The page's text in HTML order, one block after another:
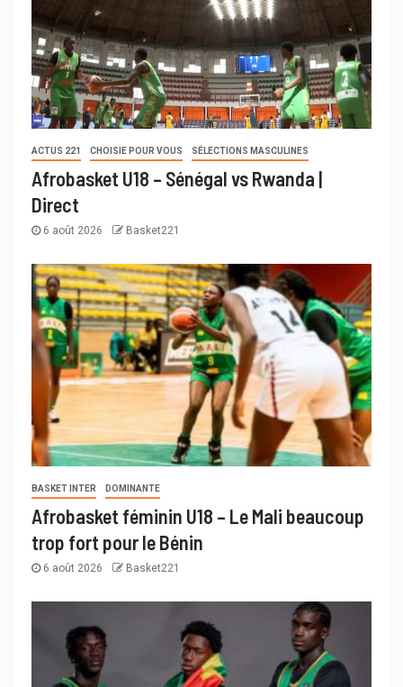
ACTUS 221 CHOISIE POUR VOUS SÉLECTIONS MASCULINES
Afrobasket U18 – Sénégal vs Rwanda |
Direct
6 août 2026 Basket221
BASKET INTER DOMINANTE
Afrobasket féminin U18 – Le Mali beaucoup
trop fort pour le Bénin
6 août 2026 Basket221